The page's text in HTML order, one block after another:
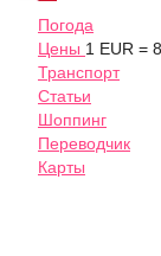
Погода
Цены 1 EUR =
Транспорт
Статьи
Шоппинг
Переводчик
Карты